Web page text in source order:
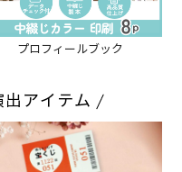
プロフィールブック
出アイテム